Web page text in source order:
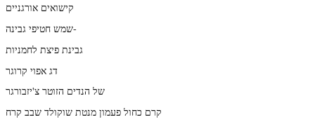
קישואים אורגניים
שמש חטיפי גבינה-
גבינת פיצת לחמניות
דג אפוי קרוגר
של הנדים הזוטר צ'יזבורגר
קרם כחול פעמון מנטת שוקולד שבב קרח